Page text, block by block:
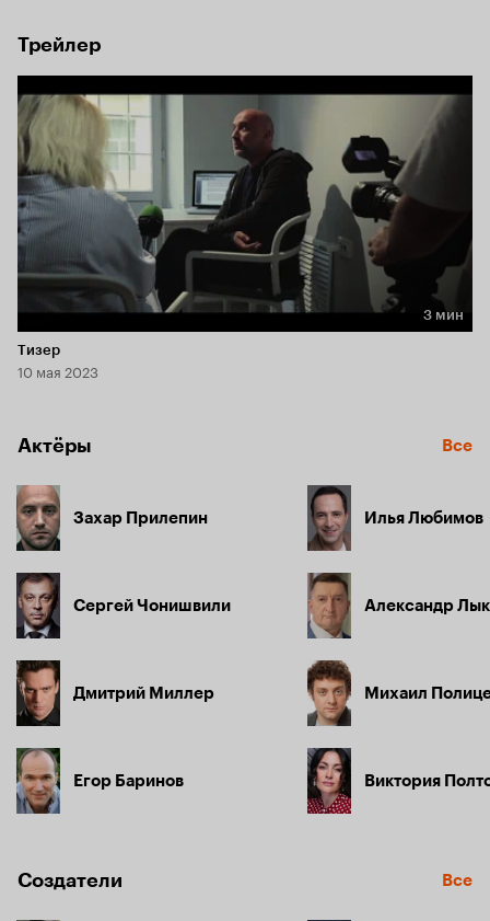
пастора, кастрируют и распинают на фасаде церкви,
но она выживает и попадает в психиатрическую клинику.
Отец не хочет искать преступников, но шеф полиции
начинает своё расследование и обращается за советом
к своему бывшему наставнику, сидящему в тюрьме.
Тот считает толерантность и мультикультурализм
опасными.
Беженцы насилуют дочь винодела. Её отец берёт
заложников в лагере, шеф полиции пытается остановить
его, но вынужден застрелить друга и попадает в тюрьму.
Трейлер
Длительность 3 мин
3 мин
Тизер
10 мая 2023
Актёры Все
Захар Прилепин
Сергей Чонишвили
Дмитрий Миллер
Егор Баринов
Илья Любимов
Александр
Михаил
Виктория
Создатели Все